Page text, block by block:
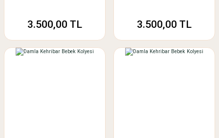
3.500,00 TL 3.500,00 TL